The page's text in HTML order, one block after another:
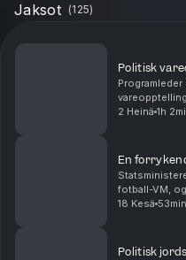
Jaksot (125)
Politisk
Giertsen fra
2 Heinä 1h
En
fotball-VM,
etter å ha
18 Kesä 53min
Politisk